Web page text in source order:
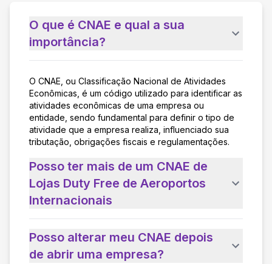
O que é CNAE e qual a sua
importância?
O CNAE, ou Classificação Nacional de Atividades
Econômicas, é um código utilizado para identificar as
atividades econômicas de uma empresa ou
entidade, sendo fundamental para definir o tipo de
atividade que a empresa realiza, influenciado sua
tributação, obrigações fiscais e regulamentações.
Posso ter mais de um CNAE de
Lojas Duty Free de Aeroportos
Internacionais
Posso alterar meu CNAE depois
de abrir uma empresa?